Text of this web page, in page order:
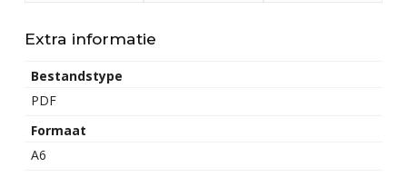
Extra informatie
Bestandstype
PDF
Formaat
A6